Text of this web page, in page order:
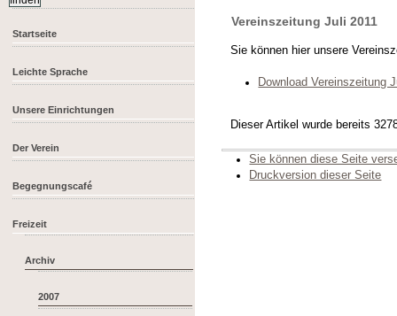
Startseite
Leichte Sprache
Unsere Einrichtungen
Der Verein
Begegnungscafé
Freizeit
Archiv
2007
Vereinszeitung Juli 2011
Sie können hier unsere
Download Vereinszeitung
Dieser Artikel wurde bereits
Sie können diese Seite
Druckversion dieser Seite